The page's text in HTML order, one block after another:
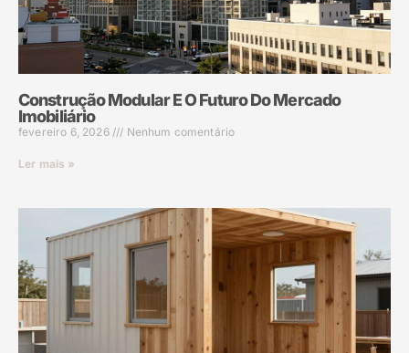
Construção Modular E O Futuro Do Mercado
Imobiliário
fevereiro 6, 2026 Nenhum comentário
Ler mais »